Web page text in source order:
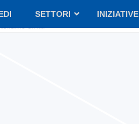
SETTORI INIZIATIVE